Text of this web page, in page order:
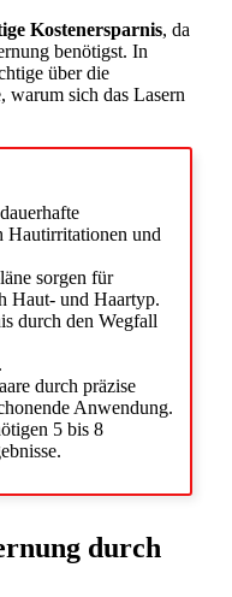
Kostenersparnis, da
benötigst. In
über die
warum sich das Lasern
Hautirritationen und
sorgen für
Haut- und Haartyp.
durch den Wegfall
durch präzise
Anwendung.
5 bis 8
durch